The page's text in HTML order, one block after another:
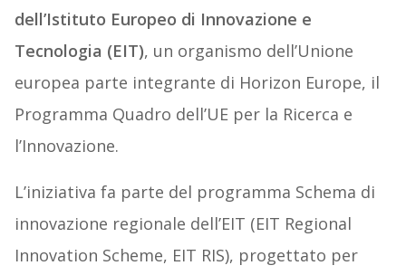
dell’Istituto Europeo di Innovazione e
Tecnologia (EIT), un organismo dell’Unione
europea parte integrante di Horizon Europe, il
Programma Quadro dell’UE per la Ricerca e
l’Innovazione.
L’iniziativa fa parte del programma Schema di
innovazione regionale dell’EIT (EIT Regional
Innovation Scheme, EIT RIS), progettato per